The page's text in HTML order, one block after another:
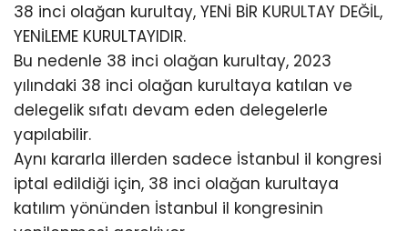
38 inci olağan kurultay, YENİ BİR KURULTAY DEĞİL,
YENİLEME KURULTAYIDIR.
Bu nedenle 38 inci olağan kurultay, 2023
yılındaki 38 inci olağan kurultaya katılan ve
delegelik sıfatı devam eden delegelerle
yapılabilir.
Aynı kararla illerden sadece İstanbul il kongresi
iptal edildiği için, 38 inci olağan kurultaya
katılım yönünden İstanbul il kongresinin